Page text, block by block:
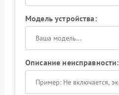
Модель устройства:
Описание неисправности: